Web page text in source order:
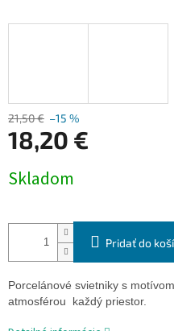
21,50 € –15 %
18,20 €
cena:
Skladom
Pridať do
Porcelánové svietniky s
atmosférou každý priestor.